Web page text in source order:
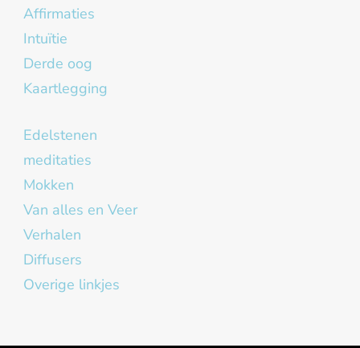
Affirmaties
Intuïtie
Derde oog
Kaartlegging
Edelstenen
meditaties
Mokken
Van alles en Veer
Verhalen
Diffusers
Overige linkjes